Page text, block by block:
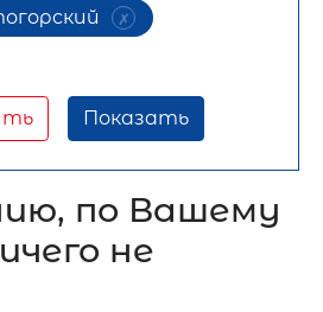
Показать
по Вашему
не